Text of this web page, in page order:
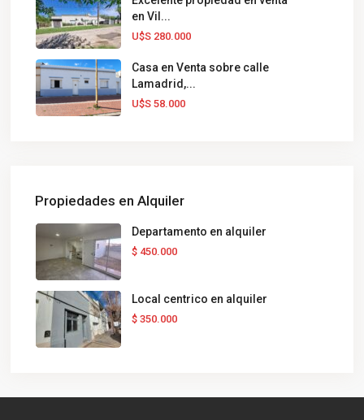
en Vil...
U$S 280.000
Casa en Venta sobre calle
Lamadrid,...
U$S 58.000
Propiedades en Alquiler
Departamento en alquiler
$ 450.000
Local centrico en alquiler
$ 350.000